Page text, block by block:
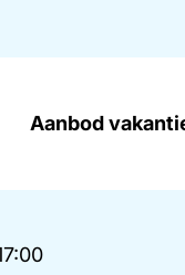
Aanbod